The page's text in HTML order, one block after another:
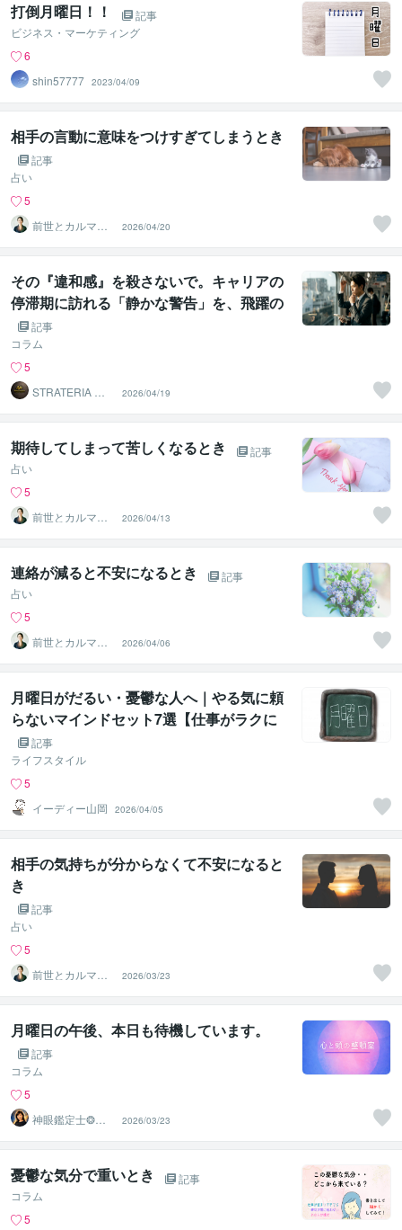
打倒月曜日！！
記事
ビジネス・マーケティング
6
shin57777 2023/04/09
相手の言動に意味をつけすぎてしまうとき
記事
占い
5
前世とカルマの
翻訳者 Haku
2026/04/20
その『違和感』を殺さないで。キャリアの
停滞期に訪れる「静かな警告」を、飛躍の
サインに変える技術
記事
コラム
5
STRATERIA ス
2026/04/19
期待してしまって苦しくなるとき
記事
占い
5
前世とカルマの
翻訳者 Haku
2026/04/13
連絡が減ると不安になるとき
記事
占い
5
前世とカルマの
翻訳者 Haku
2026/04/06
月曜日がだるい・憂鬱な人へ｜やる気に頼
らないマインドセット7選【仕事がラクに
なる】
記事
ライフスタイル
5
イーディー山岡
2026/04/05
相手の気持ちが分からなくて不安になると
き
記事
占い
5
前世とカルマの
翻訳者 Haku
2026/03/23
月曜日の午後、本日も待機しています。
記事
コラム
5
神眼鑑定士❂真
音
2026/03/23
憂鬱な気分で重いとき
記事
コラム
5